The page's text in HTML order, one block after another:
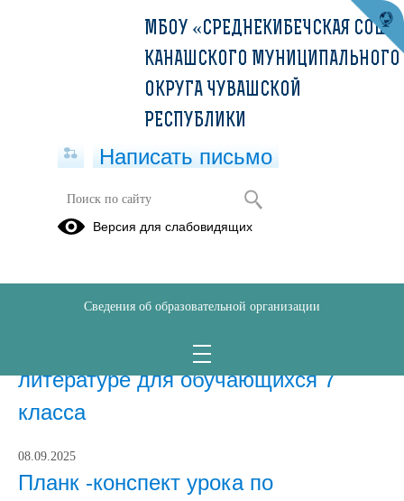
Методическая копилка педагогов
Методическая разработка по
литературе для обучающихся 7
класса
08.09.2025
Планк -конспект урока по
МБОУ «СРЕДНЕКИБЕЧСКАЯ СОШ»
КАНАШСКОГО МУНИЦИПАЛЬНОГО
ОКРУГА ЧУВАШСКОЙ
РЕСПУБЛИКИ
Написать письмо
Версия для слабовидящих
Сведения об образовательной организации